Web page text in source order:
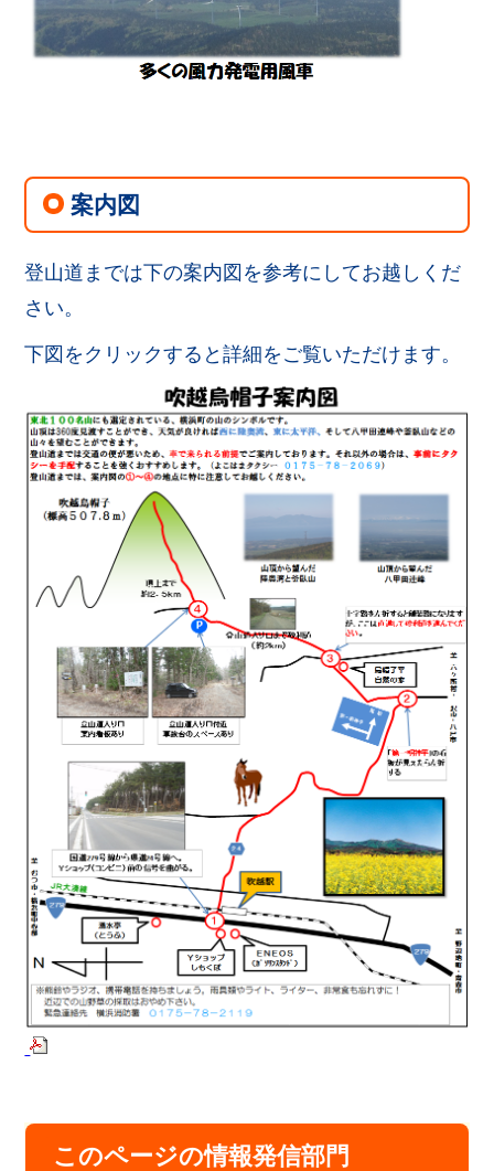
案内図
登山道までは下の案内図を参考にしてお越しくだ
さい。
下図をクリックすると詳細をご覧いただけます。
このページの情報発信部門